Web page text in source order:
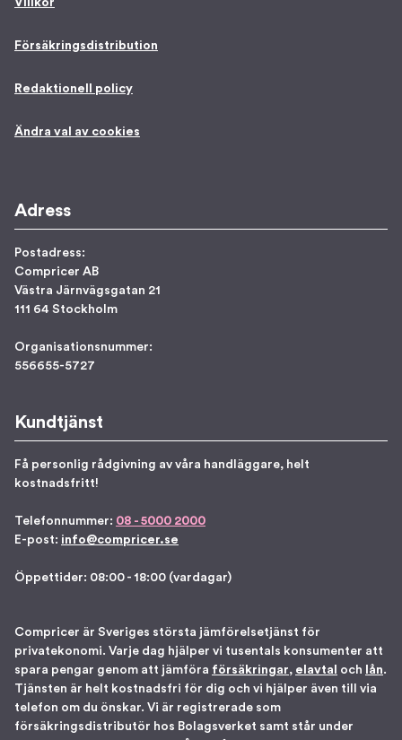
Försäkringsdistribution
Redaktionell policy
Ändra val av cookies
Adress
Postadress:
Compricer AB
Västra Järnvägsgatan 21
111 64 Stockholm
Organisationsnummer:
556655-5727
Kundtjänst
Få personlig rådgivning av våra handläggare, helt
kostnadsfritt!
Telefonnummer: 08 - 5000 2000
E-post: info@compricer.se
Öppettider: 08:00 - 18:00 (vardagar)
Compricer är Sveriges största jämförelsetjänst för
privatekonomi. Varje dag hjälper vi tusentals konsumenter att
spara pengar genom att jämföra försäkringar, elavtal och lån.
Tjänsten är helt kostnadsfri för dig och vi hjälper även till via
telefon om du önskar. Vi är registrerade som
försäkringsdistributör hos Bolagsverket samt står under